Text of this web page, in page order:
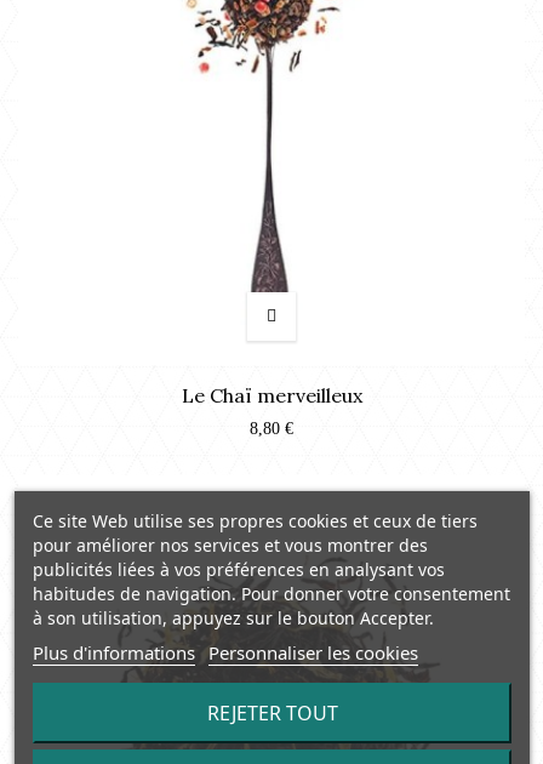
Le Chaï merveilleux
8,80 €
Ce site Web utilise ses propres cookies et ceux de tiers
pour améliorer nos services et vous montrer des
publicités liées à vos préférences en analysant vos
habitudes de navigation. Pour donner votre consentement
à son utilisation, appuyez sur le bouton Accepter.
Plus d'informations Personnaliser les cookies
REJETER TOUT